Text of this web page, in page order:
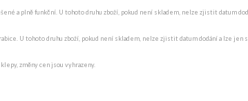
a plně funkční. U tohoto druhu zboží, pokud není skladem, nelze zjistit datum
U tohoto druhu zboží, pokud není skladem, nelze zjistit datum dodání a lze jen
změny cen jsou vyhrazeny.